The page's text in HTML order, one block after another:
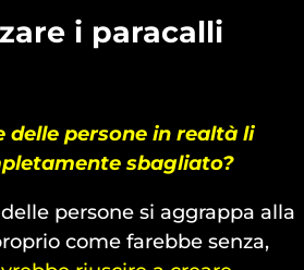
i paracalli
persone in realtà li
sbagliato?
persone si aggrappa alla
come farebbe senza,